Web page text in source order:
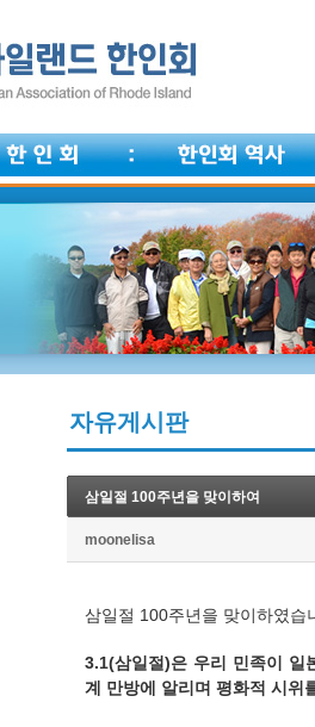
자유게시판
삼일절 100주년을 맞이하여
moonelisa
삼일절 100주년을 맞이하였습
3.1(삼일절)은 우리 민족이
일
계 만방에 알리며 평화적 시위